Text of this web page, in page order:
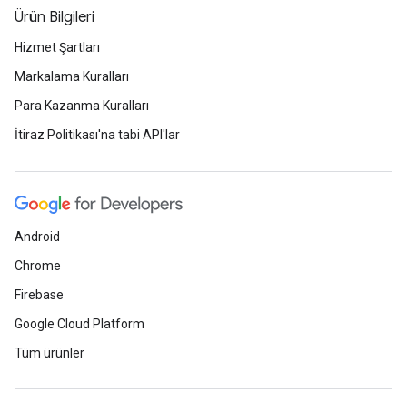
Ürün Bilgileri
Hizmet Şartları
Markalama Kuralları
Para Kazanma Kuralları
İtiraz Politikası'na tabi API'lar
Android
Chrome
Firebase
Google Cloud Platform
Tüm ürünler